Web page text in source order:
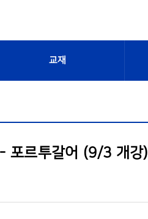
교재
포르투갈어 (9/3 개강)